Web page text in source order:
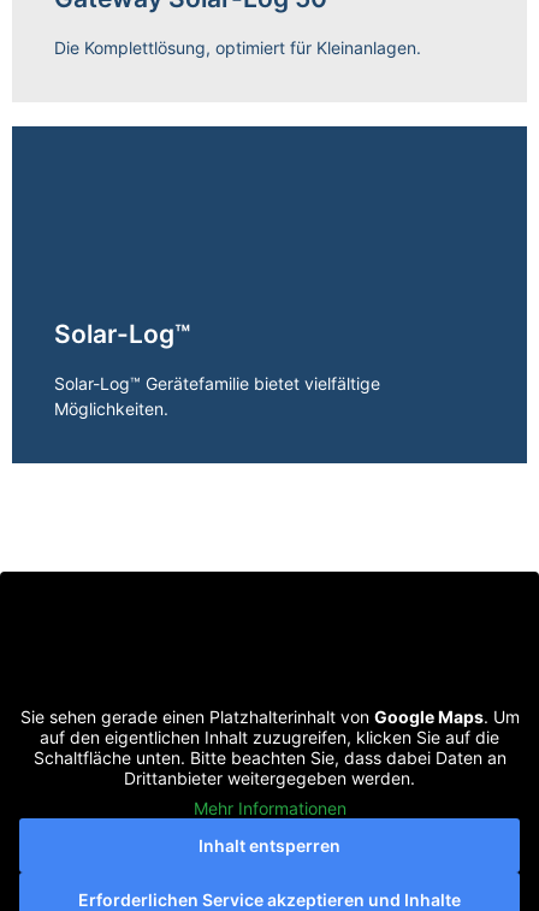
Die Komplettlösung, optimiert für Kleinanlagen.
Solar-Log™
Solar-Log™ Gerätefamilie bietet vielfältige
Möglichkeiten.
Mehr erfahren
Sie sehen gerade einen Platzhalterinhalt von Google Maps. Um
auf den eigentlichen Inhalt zuzugreifen, klicken Sie auf die
Schaltfläche unten. Bitte beachten Sie, dass dabei Daten an
Drittanbieter weitergegeben werden.
Mehr Informationen
Inhalt entsperren
Erforderlichen Service akzeptieren und Inhalte